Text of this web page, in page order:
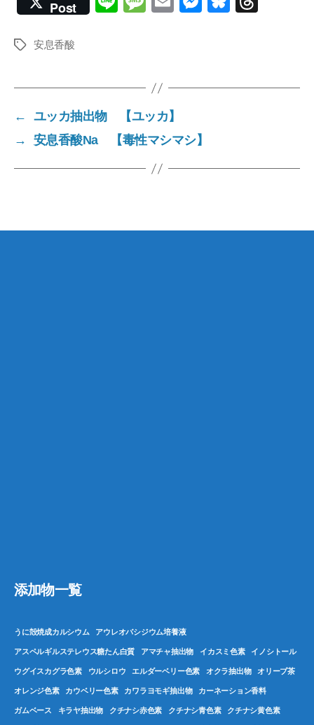
Post
g
e
n
y
d
Tags安息香酸
←
ユッカ抽出物 【ユッカ】
→
安息香酸Na 【毒性マシマシ】
添加物一覧
うに殻焼成カルシウム アウレオバシジウム培養液
アスペルギルステレウス糖たん白質 アマチャ抽出物 イカスミ色素 イノシトール
ウグイスカグラ色素 ウルシロウ エルダーベリー色素 オクラ抽出物 オリーブ茶
オレンジ色素 カウベリー色素 カワラヨモギ抽出物 カーネーション香料
ガムベース キラヤ抽出物 クチナシ赤色素 クチナシ青色素 クチナシ黄色素